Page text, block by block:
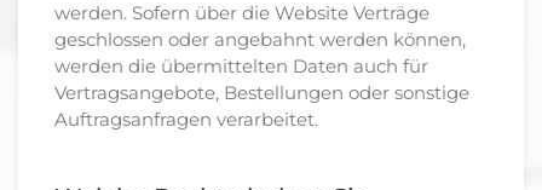
werden. Sofern über die Website Verträge
geschlossen oder angebahnt werden können,
werden die übermittelten Daten auch für
Vertragsangebote, Bestellungen oder sonstige
Auftragsanfragen verarbeitet.